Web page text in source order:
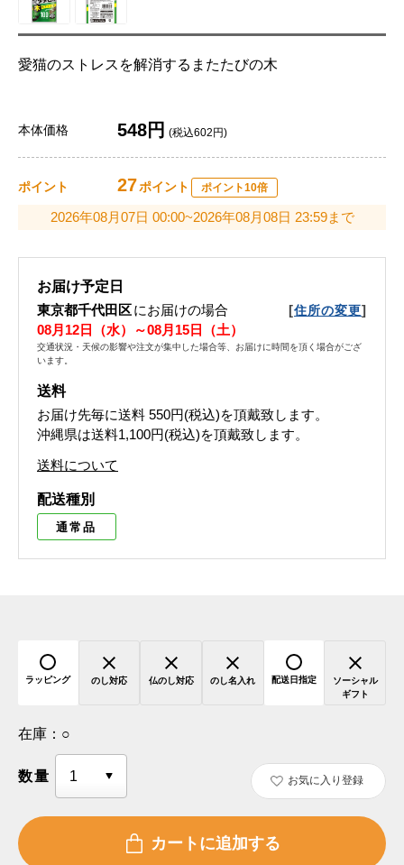
愛猫のストレスを解消するまたたびの木
本体価格 548円 (税込602円)
ポイント 27ポイント ポイント10倍
2026年08月07日 00:00~2026年08月08日 23:59まで
お届け予定日
東京都千代田区にお届けの場合 [住所の変更]
08月12日（水）～08月15日（土）
交通状況・天候の影響や注文が集中した場合等、お届けに時間を頂く場合がござ
います。
送料
お届け先毎に送料 550円(税込)を頂戴致します。
沖縄県は送料1,100円(税込)を頂戴致します。
送料について
配送種別
通常品
ラッピング のし対応 仏のし対応 のし名入れ 配送日指定
ソーシャル
ギフト
在庫： ○
数量 お気に入り登録